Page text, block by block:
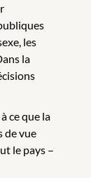
les
la
ce que la
de vue
le pays –